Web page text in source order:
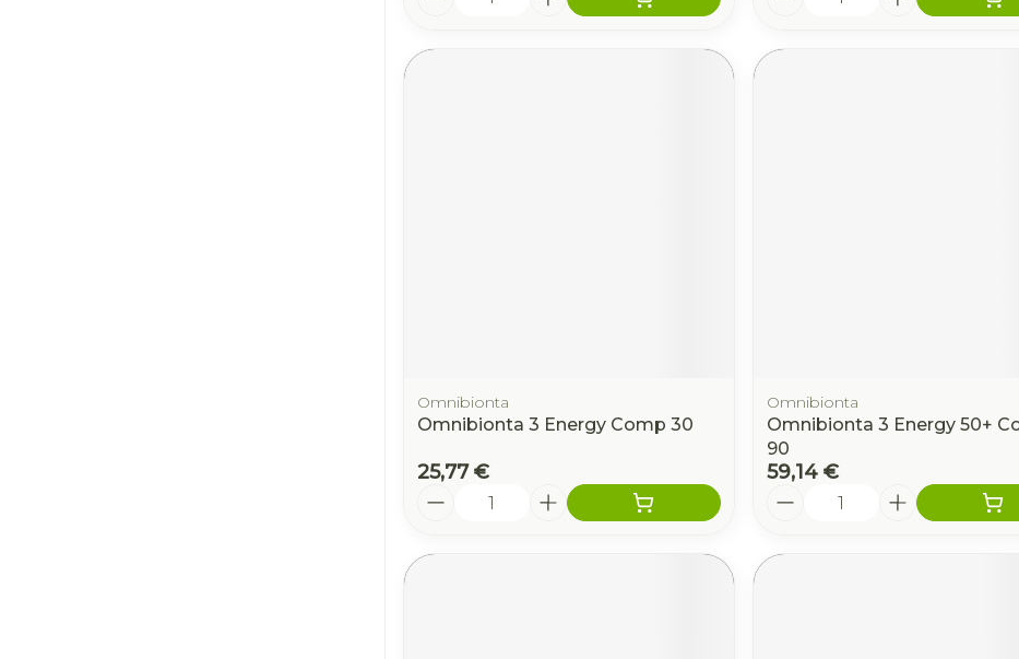
Omnibionta
Omnibionta 3 Energy Comp 30
25,77 €
Quantité
Omnibionta
Omnibionta 3 Energy 50+
90
59,14 €
Quantité